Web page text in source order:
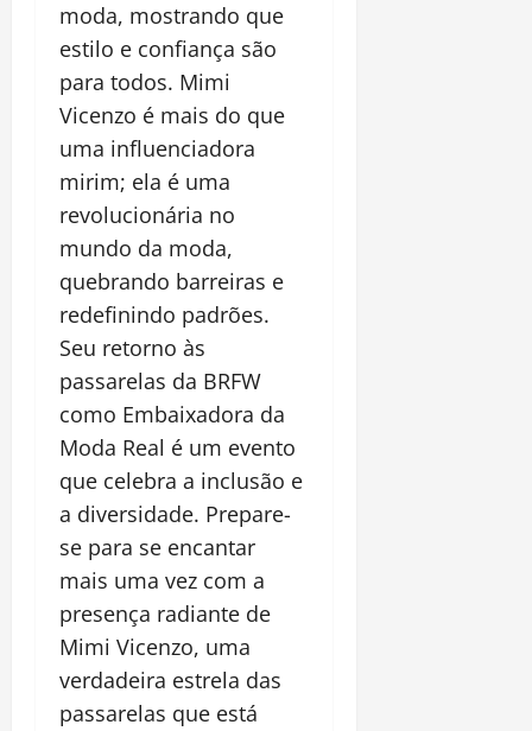
moda, mostrando que
estilo e confiança são
para todos. Mimi
Vicenzo é mais do que
uma influenciadora
mirim; ela é uma
revolucionária no
mundo da moda,
quebrando barreiras e
redefinindo padrões.
Seu retorno às
passarelas da BRFW
como Embaixadora da
Moda Real é um evento
que celebra a inclusão e
a diversidade. Prepare-
se para se encantar
mais uma vez com a
presença radiante de
Mimi Vicenzo, uma
verdadeira estrela das
passarelas que está